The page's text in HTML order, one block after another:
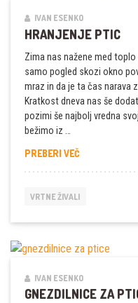
IVAN ESENKO
HRANJENJE PTIC
Zima nas nažene med
samo pogled skozi okno
mraz in da je ta čas narava
Kratkost dneva nas še
pozimi še najbolj vredna
bežimo iz …
PREBERI VEČHRANJENJE
VRTNE ŽIVALI
IVAN ESENKO
GNEZDILNICE ZA